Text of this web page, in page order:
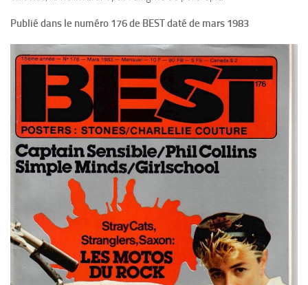
Publié dans le numéro 176 de BEST daté de mars 1983